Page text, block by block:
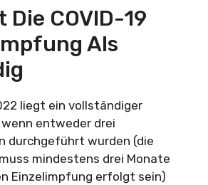
Die COVID-19
Als
liegt ein vollständiger
entweder drei
durchgeführt wurden (die
mindestens drei Monate
Einzelimpfung erfolgt sein)